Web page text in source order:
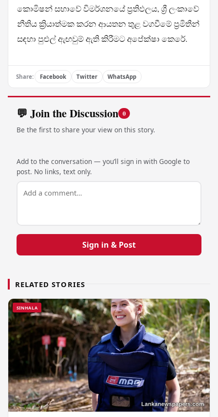
කොමිෂන් සභාවේ විමර්ශනයේ ප්‍රතිඵලය, ශ්‍රී ලංකාවේ
නීතිය ක්‍රියාත්මක කරන ආයතන තුළ වගවීමේ ප්‍රමිතීන්
සඳහා පුළුල් ඇඟවුම් ඇති කිරීමට අපේක්ෂා කෙරේ.
Share: Facebook Twitter WhatsApp
💬 Join the Discussion 0
Be the first to share your view on this story.
Add to the conversation — you’ll sign in with Google to
post. No links, text only.
Sign in & Post
RELATED STORIES
SINHALA